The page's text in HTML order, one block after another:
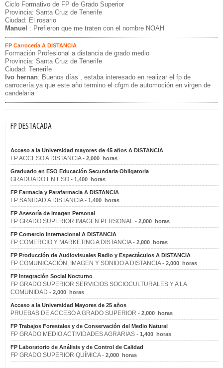
Ciclo Formativo de FP de Grado Superior
Provincia: Santa Cruz de Tenerife
Ciudad: El rosario
Manuel : Prefieron que me traten con el nombre NOAH
FP Carrocería A DISTANCIA
Formación Profesional a distancia de grado medio
Provincia: Santa Cruz de Tenerife
Ciudad: Tenerife
Ivo hernan: Buenos días , estaba interesado en realizar el fp de
carrocería ya que este año termino el cfgm de automoción en virgen de
candelaria
FP DESTACADA
Acceso a la Universidad mayores de 45 años A DISTANCIA
FP ACCESO A DISTANCIA - 2,000 horas
Graduado en ESO Educación Secundaria Obligatoria
GRADUADO EN ESO - 1,400 horas
FP Farmacia y Parafarmacia A DISTANCIA
FP SANIDAD A DISTANCIA - 1,400 horas
FP Asesoría de Imagen Personal
FP GRADO SUPERIOR IMAGEN PERSONAL - 2,000 horas
FP Comercio Internacional A DISTANCIA
FP COMERCIO Y MARKETING A DISTANCIA - 2,000 horas
FP Producción de Audiovisuales Radio y Espectáculos A DISTANCIA
FP COMUNICACIÓN, IMAGEN Y SONIDO A DISTANCIA - 2,000 horas
FP Integración Social Nocturno
FP GRADO SUPERIOR SERVICIOS SOCIOCULTURALES Y A LA
COMUNIDAD - 2,000 horas
Acceso a la Universidad Mayores de 25 años
PRUEBAS DE ACCESO A GRADO SUPERIOR - 2,000 horas
FP Trabajos Forestales y de Conservación del Medio Natural
FP GRADO MEDIO ACTIVIDADES AGRARIAS - 1,400 horas
FP Laboratorio de Análisis y de Control de Calidad
FP GRADO SUPERIOR QUÍMICA - 2,000 horas